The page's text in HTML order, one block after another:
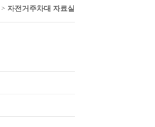
> 자전거주차대 자료실